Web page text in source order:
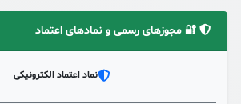
🔐 مجوزهای رسمی و نمادهای اعتماد
نماد اعتماد الکترونیکی